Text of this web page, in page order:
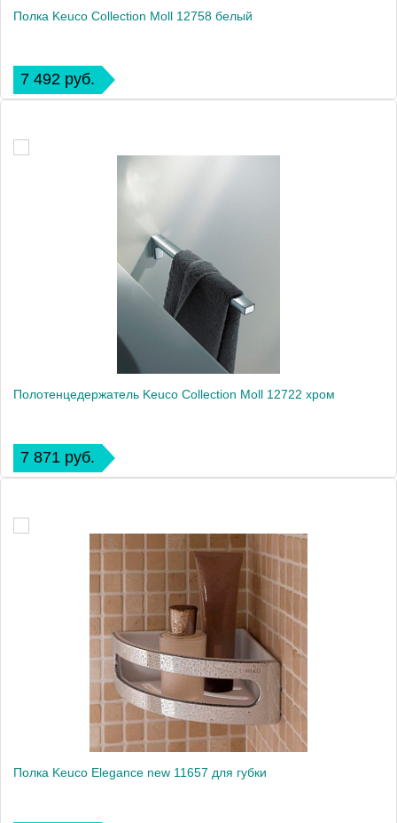
Полка Keuco Collection Moll 12758 белый
7 492 руб.
Полотенцедержатель Keuco Collection Moll 12722 хром
7 871 руб.
Полка Keuco Elegance new 11657 для губки